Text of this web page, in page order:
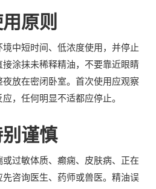
原则
中短时间、低浓度使用，并停止
涂抹未稀释精油，不要靠近眼睛
放在密闭卧室。首次使用应观察
，任何明显不适都应停止。
谨慎
过敏体质、癫痫、皮肤病、正在
咨询医生、药师或兽医。精油误